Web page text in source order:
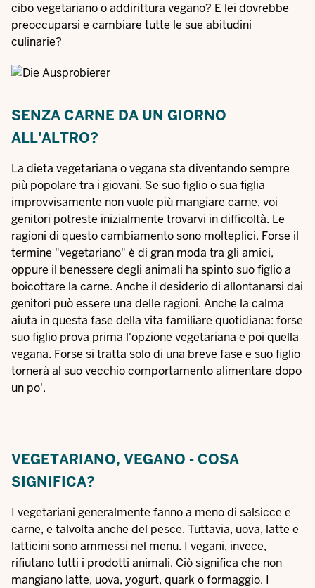
cibo vegetariano o addirittura vegano? E lei dovrebbe
preoccuparsi e cambiare tutte le sue abitudini
culinarie?
SENZA CARNE DA UN GIORNO
ALL'ALTRO?
La dieta vegetariana o vegana sta diventando sempre
più popolare tra i giovani. Se suo figlio o sua figlia
improvvisamente non vuole più mangiare carne, voi
genitori potreste inizialmente trovarvi in difficoltà. Le
ragioni di questo cambiamento sono molteplici. Forse il
termine "vegetariano" è di gran moda tra gli amici,
oppure il benessere degli animali ha spinto suo figlio a
boicottare la carne. Anche il desiderio di allontanarsi dai
genitori può essere una delle ragioni. Anche la calma
aiuta in questa fase della vita familiare quotidiana: forse
suo figlio prova prima l'opzione vegetariana e poi quella
vegana. Forse si tratta solo di una breve fase e suo figlio
tornerà al suo vecchio comportamento alimentare dopo
un po'.
VEGETARIANO, VEGANO - COSA
SIGNIFICA?
I vegetariani generalmente fanno a meno di salsicce e
carne, e talvolta anche del pesce. Tuttavia, uova, latte e
latticini sono ammessi nel menu. I vegani, invece,
rifiutano tutti i prodotti animali. Ciò significa che non
mangiano latte, uova, yogurt, quark o formaggio. I